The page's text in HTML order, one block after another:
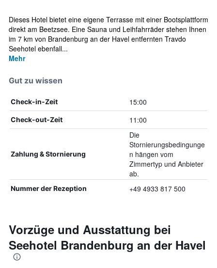
Dieses Hotel bietet eine eigene Terrasse mit einer Bootsplattform
direkt am Beetzsee. Eine Sauna und Leihfahrräder stehen Ihnen
im 7 km von Brandenburg an der Havel entfernten Travdo
Seehotel ebenfall...
Mehr
Gut zu wissen
Check-in-Zeit 15:00
Check-out-Zeit 11:00
Zahlung & Stornierung
Die
Stornierungsbedingunge
n hängen vom
Zimmertyp und Anbieter
ab.
Nummer der Rezeption +49 4933 817 500
Vorzüge und Ausstattung bei
Seehotel Brandenburg an der Havel